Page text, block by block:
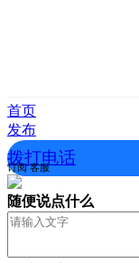
首页
发布
拨打电话
订阅 客服
随便说点什么